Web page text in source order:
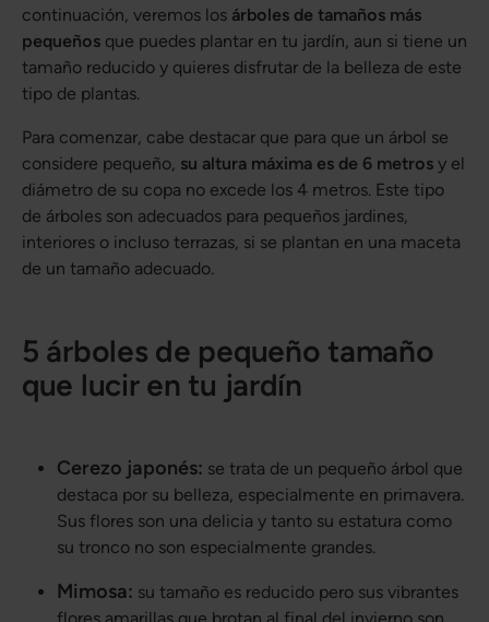
continuación, veremos los árboles de tamaños más
pequeños que puedes plantar en tu jardín, aun si tiene un
tamaño reducido y quieres disfrutar de la belleza de este
tipo de plantas.
Para comenzar, cabe destacar que para que un árbol se
considere pequeño, su altura máxima es de 6 metros y el
diámetro de su copa no excede los 4 metros. Este tipo
de árboles son adecuados para pequeños jardines,
interiores o incluso terrazas, si se plantan en una maceta
de un tamaño adecuado.
5 árboles de pequeño tamaño
que lucir en tu jardín
Cerezo japonés: se trata de un pequeño árbol que
destaca por su belleza, especialmente en primavera.
Sus flores son una delicia y tanto su estatura como
su tronco no son especialmente grandes.
Mimosa: su tamaño es reducido pero sus vibrantes